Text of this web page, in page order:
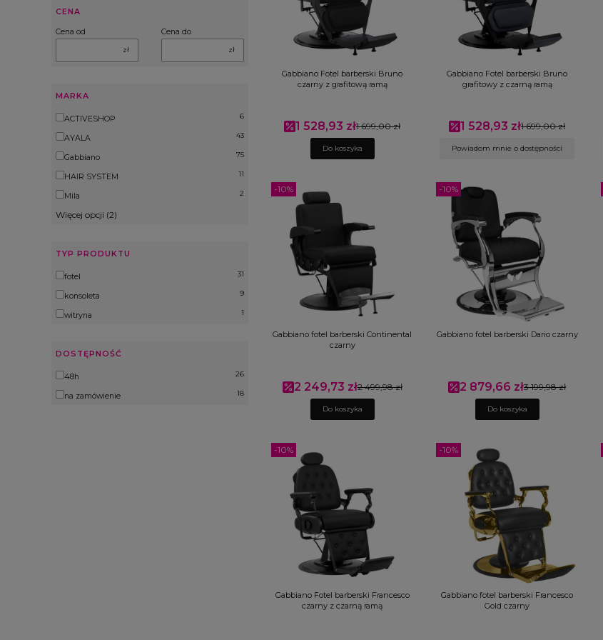
CENA
Cena od
zł
Cena do
zł
MARKA
Marka
ACTIVESHOP 6
AYALA 43
Gabbiano 75
HAIR SYSTEM 11
Mila 2
Więcej opcji (2)
TYP PRODUKTU
Typ produktu
fotel 31
konsoleta 9
witryna 1
DOSTĘPNOŚĆ
Dostępność
48h 26
na zamówienie 18
Gabbiano Fotel barberski Bruno
czarny z grafitową ramą
Cena promocyjna
1 528,93 zł1 699,00 zł
Do koszyka
Gabbiano Fotel barberski Bruno
grafitowy z czarną ramą
Cena promocyjna
1 528,93 zł1 699,00 zł
Powiadom mnie o dostępności
Gabbiano fotel barberski Continental
czarny
Cena promocyjna
2 249,73 zł2 499,98 zł
-10%
Do koszyka
Gabbiano fotel barberski Dario czarny
Cena promocyjna
2 879,66 zł3 199,98 zł
-10%
Do koszyka
Gabbiano Fotel barberski Francesco
czarny z czarną ramą
-10%
Gabbiano fotel barberski Francesco
Gold czarny
-10%